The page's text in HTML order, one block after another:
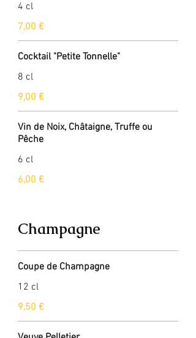
4 cl
7,00 €
Cocktail "Petite Tonnelle"
8 cl
9,00 €
Vin de Noix, Châtaigne, Truffe ou
Pêche
6 cl
6,00 €
Champagne
Coupe de Champagne
12 cl
9,50 €